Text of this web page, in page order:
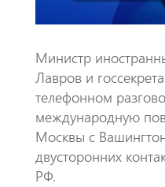
Министр
Лавров и
телефонном
международную
Москвы с
двусторонних
РФ.